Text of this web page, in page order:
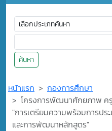
ค้นหา
หน้าแรก
กองการศึกษา
โครงการพัฒนาศักยภาพ ครู
"การเตรียมความพร้อมการป
และการพัฒนาหลักสูตร"